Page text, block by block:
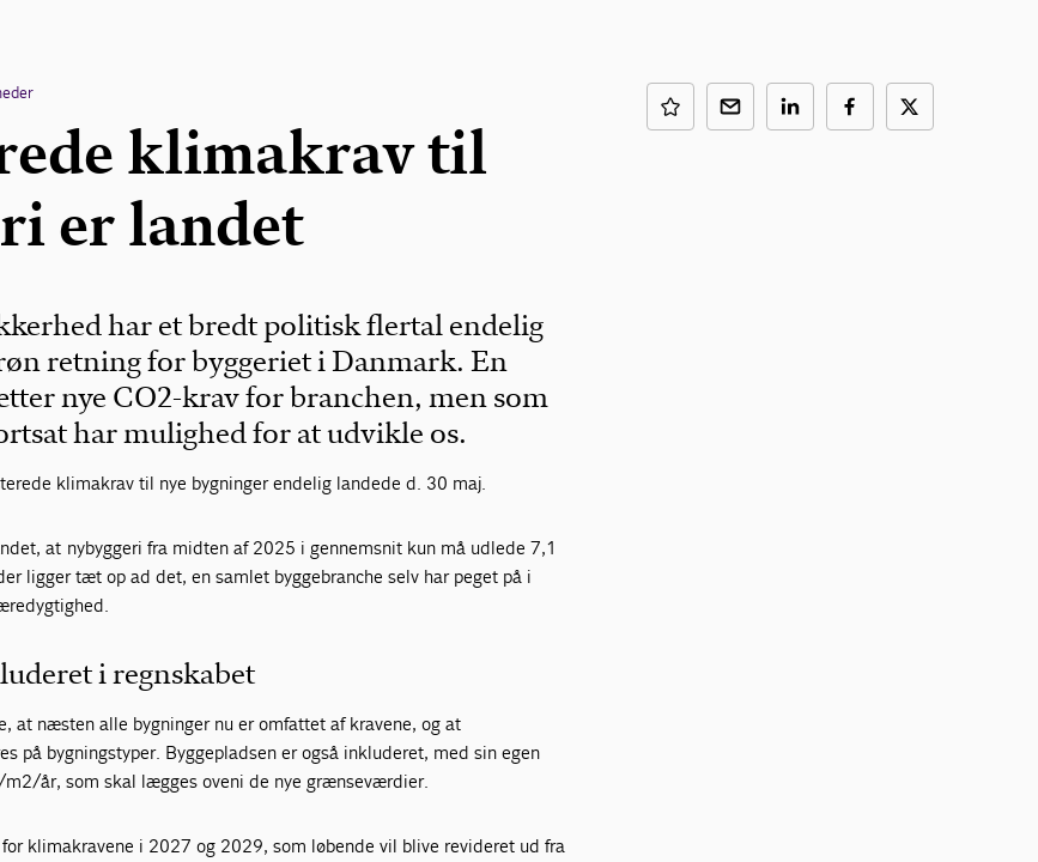
klimakrav til
er landet
har et bredt politisk flertal endelig
retning for byggeriet i Danmark. En
nye CO2-krav for branchen, men som
har mulighed for at udvikle os.
klimakrav til nye bygninger endelig landede d. 30 maj.
at nybyggeri fra midten af 2025 i gennemsnit kun må udlede 7,1
ligger tæt op ad det, en samlet byggebranche selv har peget på i
i regnskabet
at næsten alle bygninger nu er omfattet af kravene, og at
på bygningstyper. Byggepladsen er også inkluderet, med sin egen
år, som skal lægges oveni de nye grænseværdier.
klimakravene i 2027 og 2029, som løbende vil blive revideret ud fra